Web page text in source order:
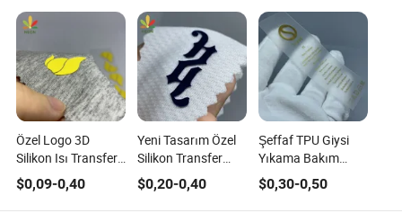
Özel Logo 3D
Silikon Isı Transfer
Etiketi için Giysi
$0,09-0,40
Yeni Tasarım Özel
Silikon Transfer
Etiketleri Isı
Transferi
Çıkartmaları Giysi
$0,20-0,40
Şeffaf TPU Giysi
Yıkama Bakım
Talimatları Etiketleri
ile Boyut
$0,30-0,50